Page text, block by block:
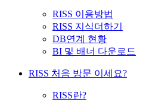
RISS 이용방법
RISS 지식더하기
DB연계 현황
BI 및 배너 다운로드
RISS 처음 방문 이세요?
RISS란?